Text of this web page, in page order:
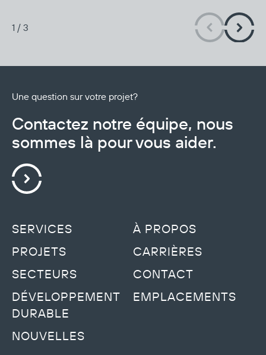
compteurs de distributeurs de carburant, principale cause
de pertes de stocks pour les détaillants de pétrole
1 / 3
Une question sur votre projet?
Contactez notre équipe, nous
sommes là pour vous aider.
SERVICES
À PROPOS
PROJETS
CARRIÈRES
SECTEURS
CONTACT
DÉVELOPPEMENT
DURABLE
EMPLACEMENTS
NOUVELLES